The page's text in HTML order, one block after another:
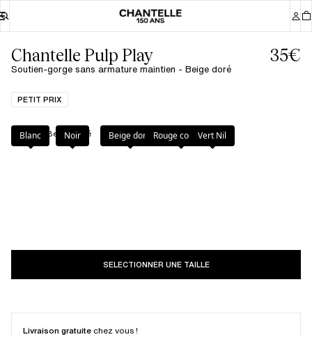
Chantelle Pulp Play
Soutien-gorge sans armature maintien - Beige doré
35€
PETIT PRIX
Couleur Beige doré
Blanc Noir Beige doré Rouge cocktailVert Nil
SELECTIONNER UNE TAILLE
Livraison gratuite chez vous !